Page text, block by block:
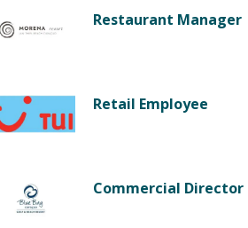
Restaurant Manager
Retail Employee
Commercial Director